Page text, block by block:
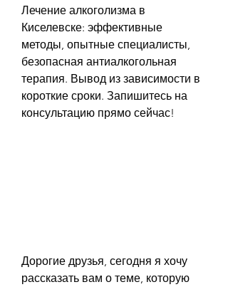
Лечение алкоголизма в
Киселевске: эффективные
методы, опытные специалисты,
безопасная антиалкогольная
терапия. Вывод из зависимости в
короткие сроки. Запишитесь на
консультацию прямо сейчас!
Дорогие друзья, сегодня я хочу
рассказать вам о теме, которую